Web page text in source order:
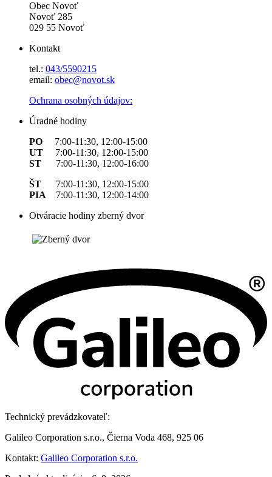
Obec Novoť
Novoť 285
029 55 Novoť
Kontakt
tel.: 043/5590215
email: obec@novot.sk
Ochrana osobných údajov:
Úradné hodiny
PO 7:00-11:30, 12:00-15:00
UT 7:00-11:30, 12:00-15:00
ST 7:00-11:30, 12:00-16:00
ŠT 7:00-11:30, 12:00-15:00
PIA 7:00-11:30, 12:00-14:00
Otváracie hodiny zberný dvor
Technický prevádzkovateľ:
Galileo Corporation s.r.o., Čierna Voda 468, 925 06
Kontakt: Galileo Corporation s.r.o.